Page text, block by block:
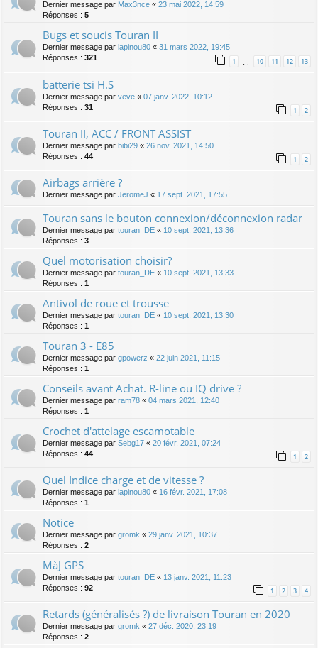
Dernier message par Max3nce « 23 mai 2022, 14:59
Réponses : 5
Bugs et soucis Touran II
Dernier message par lapinou80 « 31 mars 2022, 19:45
Réponses : 321 1 10 11 12 13
batterie tsi H.S
Dernier message par veve « 07 janv. 2022, 10:12
Réponses : 31 1 2
Touran II, ACC / FRONT ASSIST
Dernier message par bibi29 « 26 nov. 2021, 14:50
Réponses : 44 1 2
Airbags arrière ?
Dernier message par JeromeJ « 17 sept. 2021, 17:55
Touran sans le bouton connexion/déconnexion radar
Dernier message par touran_DE « 10 sept. 2021, 13:36
Réponses : 3
Quel motorisation choisir?
Dernier message par touran_DE « 10 sept. 2021, 13:33
Réponses : 1
Antivol de roue et trousse
Dernier message par touran_DE « 10 sept. 2021, 13:30
Réponses : 1
Touran 3 - E85
Dernier message par gpowerz « 22 juin 2021, 11:15
Réponses : 1
Conseils avant Achat. R-line ou IQ drive ?
Dernier message par ram78 « 04 mars 2021, 12:40
Réponses : 1
Crochet d'attelage escamotable
Dernier message par Sebg17 « 20 févr. 2021, 07:24
Réponses : 44 1 2
Quel Indice charge et de vitesse ?
Dernier message par lapinou80 « 16 févr. 2021, 17:08
Réponses : 1
Notice
Dernier message par gromk « 29 janv. 2021, 10:37
Réponses : 2
MàJ GPS
Dernier message par touran_DE « 13 janv. 2021, 11:23
Réponses : 92 1 2 3 4
Retards (généralisés ?) de livraison Touran en 2020
Dernier message par gromk « 27 déc. 2020, 23:19
Réponses : 2